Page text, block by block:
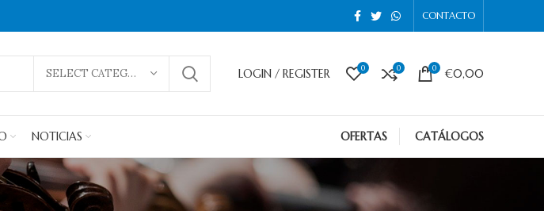
CONTACTO
SELECT CATEGORY LOGIN / REGISTER 0 0 0 €0,00
NOTICIAS OFERTAS CATÁLOGOS